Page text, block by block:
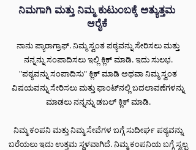
ನಿಮಗಾಗಿ ಮತ್ತು ನಿಮ್ಮ ಕುಟುಂಬಕ್ಕೆ ಅತ್ಯುತ್ತಮ
ಆರೈಕೆ
ನಾನು ಪ್ಯಾರಾಗ್ರಾಫ್. ನಿಮ್ಮ ಸ್ವಂತ ಪಠ್ಯವನ್ನು ಸೇರಿಸಲು ಮತ್ತು
ನನ್ನನ್ನು ಸಂಪಾದಿಸಲು ಇಲ್ಲಿ ಕ್ಲಿಕ್ ಮಾಡಿ. ಇದು ಸುಲಭ.
"ಪಠ್ಯವನ್ನು ಸಂಪಾದಿಸು" ಕ್ಲಿಕ್ ಮಾಡಿ ಅಥವಾ ನಿಮ್ಮ ಸ್ವಂತ
ವಿಷಯವನ್ನು ಸೇರಿಸಲು ಮತ್ತು ಫಾಂಟ್‌ನಲ್ಲಿ ಬದಲಾವಣೆಗಳನ್ನು
ಮಾಡಲು ನನ್ನನ್ನು ಡಬಲ್ ಕ್ಲಿಕ್ ಮಾಡಿ.
ನಿಮ್ಮ ಕಂಪನಿ ಮತ್ತು ನಿಮ್ಮ ಸೇವೆಗಳ ಬಗ್ಗೆ ಸುದೀರ್ಘ ಪಠ್ಯವನ್ನು
ಬರೆಯಲು ಇದು ಉತ್ತಮ ಸ್ಥಳವಾಗಿದೆ. ನಿಮ್ಮ ಕಂಪನಿಯ ಬಗ್ಗೆ ಸ್ವಲ್ಪ